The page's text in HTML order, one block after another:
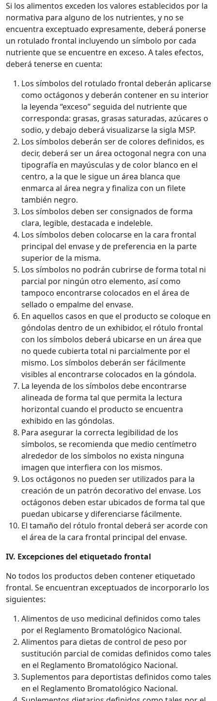
Si los alimentos exceden los valores establecidos por la
normativa para alguno de los nutrientes, y no se
encuentra exceptuado expresamente, deberá ponerse
un rotulado frontal incluyendo un símbolo por cada
nutriente que se encuentre en exceso. A tales efectos,
deberá tenerse en cuenta:
Los símbolos del rotulado frontal deberán aplicarse
como octágonos y deberán contener en su interior
la leyenda “exceso” seguida del nutriente que
corresponda: grasas, grasas saturadas, azúcares o
sodio, y debajo deberá visualizarse la sigla MSP.
Los símbolos deberán ser de colores definidos, es
decir, deberá ser un área octogonal negra con una
tipografía en mayúsculas y de color blanco en el
centro, a la que le sigue un área blanca que
enmarca al área negra y finaliza con un filete
también negro.
Los símbolos deben ser consignados de forma
clara, legible, destacada e indeleble.
Los símbolos deben colocarse en la cara frontal
principal del envase y de preferencia en la parte
superior de la misma.
Los símbolos no podrán cubrirse de forma total ni
parcial por ningún otro elemento, así como
tampoco encontrarse colocados en el área de
sellado o empalme del envase.
En aquellos casos en que el producto se coloque en
góndolas dentro de un exhibidor, el rótulo frontal
con los símbolos deberá ubicarse en un área que
no quede cubierta total ni parcialmente por el
mismo. Los símbolos deberán ser fácilmente
visibles al encontrarse colocados en la góndola.
La leyenda de los símbolos debe encontrarse
alineada de forma tal que permita la lectura
horizontal cuando el producto se encuentra
exhibido en las góndolas.
Para asegurar la correcta legibilidad de los
símbolos, se recomienda que medio centímetro
alrededor de los símbolos no exista ninguna
imagen que interfiera con los mismos.
Los octágonos no pueden ser utilizados para la
creación de un patrón decorativo del envase. Los
octágonos deben estar ubicados de forma tal que
puedan ubicarse y diferenciarse fácilmente.
El tamaño del rótulo frontal deberá ser acorde con
el área de la cara frontal principal del envase.
IV. Excepciones del etiquetado frontal
No todos los productos deben contener etiquetado
frontal. Se encuentran exceptuados de incorporarlo los
siguientes:
Alimentos de uso medicinal definidos como tales
por el Reglamento Bromatológico Nacional.
Alimentos para dietas de control de peso por
sustitución parcial de comidas definidos como tales
en el Reglamento Bromatológico Nacional.
Suplementos para deportistas definidos como tales
en el Reglamento Bromatológico Nacional.